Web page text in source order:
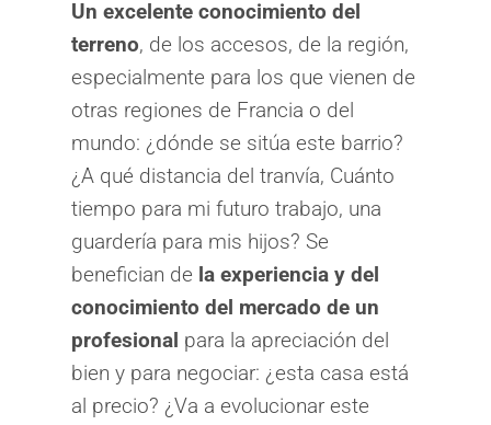
Un excelente conocimiento del
terreno, de los accesos, de la región,
especialmente para los que vienen de
otras regiones de Francia o del
mundo: ¿dónde se sitúa este barrio?
¿A qué distancia del tranvía, Cuánto
tiempo para mi futuro trabajo, una
guardería para mis hijos? Se
benefician de la experiencia y del
conocimiento del mercado de un
profesional para la apreciación del
bien y para negociar: ¿esta casa está
al precio? ¿Va a evolucionar este